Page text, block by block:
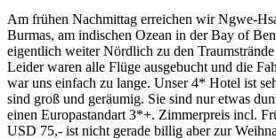
Am frühen Nachmittag erreichen wir Ngwe-
Burmas, am indischen Ozean in der Bay of
eigentlich weiter Nördlich zu den
Leider waren alle Flüge ausgebucht und die
war uns einfach zu lange. Unser 4* Hotel ist
sind groß und geräumig. Sie sind nur etwas
einen Europastandart 3*+. Zimmerpreis incl.
USD 75,- ist nicht gerade billig aber zur